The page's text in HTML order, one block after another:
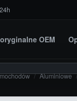
OEM
/ Aluminiowe /